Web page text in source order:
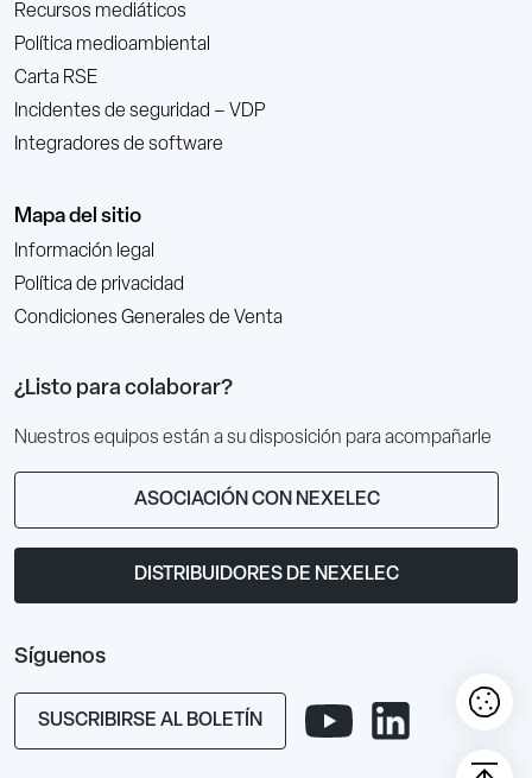
Recursos mediáticos
Política medioambiental
Carta RSE
Incidentes de seguridad – VDP
Integradores de software
Mapa del sitio
Información legal
Política de privacidad
Condiciones Generales de Venta
¿Listo para colaborar?
Nuestros equipos están a su disposición para acompañarle
ASOCIACIÓN CON NEXELEC
DISTRIBUIDORES DE NEXELEC
Síguenos
SUSCRIBIRSE AL BOLETÍN